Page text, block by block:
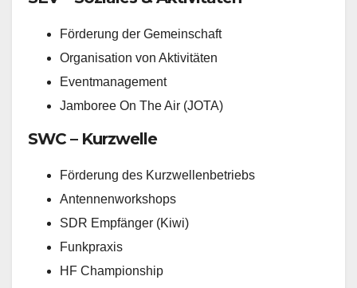
Förderung der Gemeinschaft
Organisation von Aktivitäten
Eventmanagement
Jamboree On The Air (JOTA)
SWC – Kurzwelle
Förderung des Kurzwellenbetriebs
Antennenworkshops
SDR Empfänger (Kiwi)
Funkpraxis
HF Championship